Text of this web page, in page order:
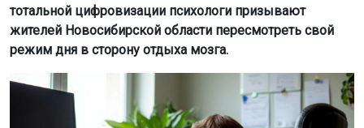
тотальной цифровизации психологи призывают
жителей Новосибирской области пересмотреть свой
режим дня в сторону отдыха мозга.